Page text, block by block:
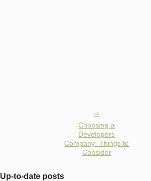
Choosing a
Developers
Company: Things to
Consider
Up-to-date posts